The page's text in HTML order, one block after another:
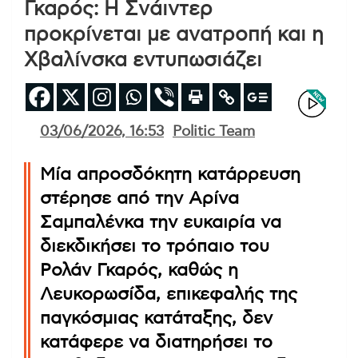
Γκαρός: Η Σνάιντερ
προκρίνεται με ανατροπή και η
Χβαλίνσκα εντυπωσιάζει
03/06/2026, 16:53 Politic Team
Μία απροσδόκητη κατάρρευση
στέρησε από την Αρίνα
Σαμπαλένκα την ευκαιρία να
διεκδικήσει το τρόπαιο του
Ρολάν Γκαρός, καθώς η
Λευκορωσίδα, επικεφαλής της
παγκόσμιας κατάταξης, δεν
κατάφερε να διατηρήσει το